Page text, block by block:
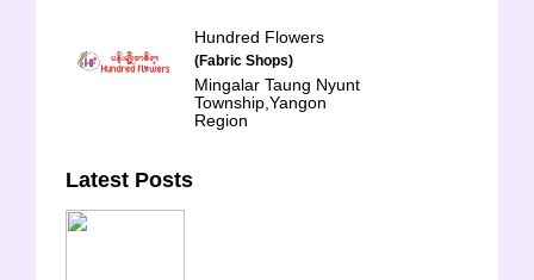
Hundred Flowers
(Fabric Shops)
Mingalar Taung Nyunt
Township,Yangon
Region
Latest Posts